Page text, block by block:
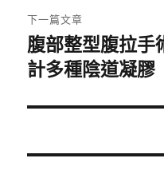
章:
下一篇文章
下
一
文
腹部整型腹拉手
計多種陰道凝膠